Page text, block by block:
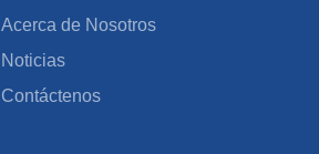
Acerca de Nosotros
Noticias
Contáctenos